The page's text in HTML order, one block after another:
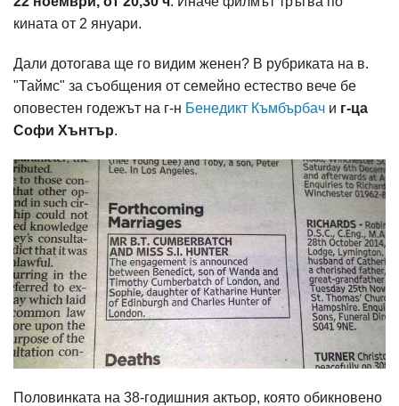
кината от 2 януари.
Дали дотогава ще го видим женен? В рубриката на в.
"Таймс" за съобщения от семейно естество вече бе
оповестен годежът на г-н Бенедикт Къмбърбач и г-ца
Софи Хънтър.
Половинката на 38-годишния актьор, която обикновено